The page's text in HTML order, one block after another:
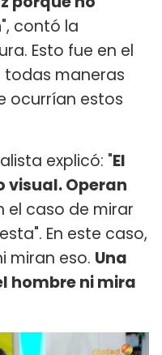
", contó la
Esto fue en el
todas maneras
ocurrían estos
explicó: "El
visual. Operan
el caso de mirar
En este caso,
miran eso. Una
hombre ni mira